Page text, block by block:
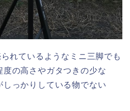
れているようなミニ三脚でも
の高さやガタつきの少な
しっかりしている物でない